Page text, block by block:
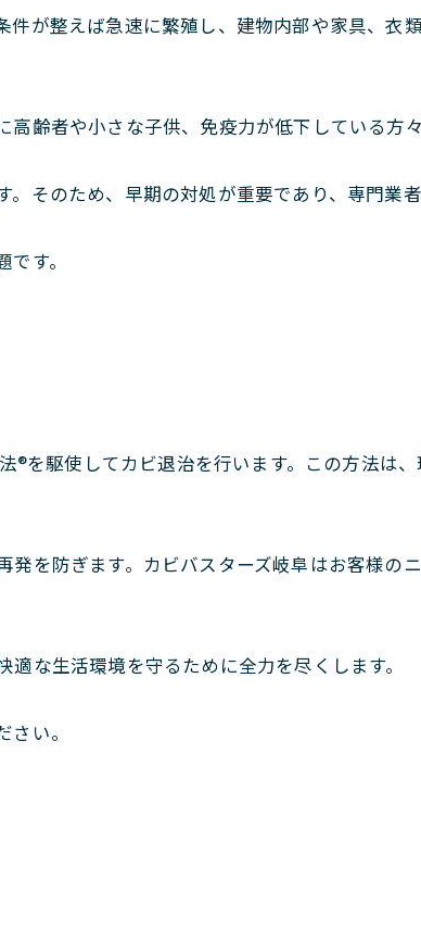
が整えば急速に繁殖し、建物内部や家具、衣
齢者や小さな子供、免疫力が低下している方々
そのため、早期の対処が重要であり、専門業者
す。
®を駆使してカビ退治を行います。この方法は
を防ぎます。カビバスターズ岐阜はお客様の
な生活環境を守るために全力を尽くします。
い。